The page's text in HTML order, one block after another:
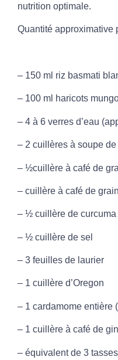
nutrition optimale.
Quantité approximative
– 150 ml riz basmati
– 100 ml haricots
– 4 à 6 verres d’eau
– 2 cuillères à soupe
– ½cuillère à café de
– cuillère à café de
– ½ cuillère de curcuma
– ½ cuillère de sel
– 3 feuilles de laurier
– 1 cuillère d’Oregon
– 1 cardamome entière
– 1 cuillère à café de
– équivalent de 3